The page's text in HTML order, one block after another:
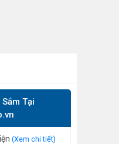
Tại
(Xem chi tiết)